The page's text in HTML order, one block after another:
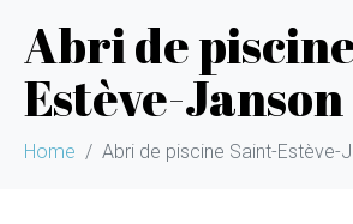
Abri de
Estève-Janson
Home Abri de piscine Saint-Estève-